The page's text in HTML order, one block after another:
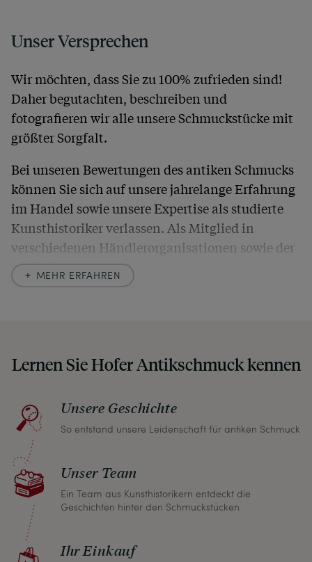
Unser Versprechen
Wir möchten, dass Sie zu 100% zufrieden sind!
Daher begutachten, beschreiben und
fotografieren wir alle unsere Schmuckstücke mit
größter Sorgfalt.
Bei unseren Bewertungen des antiken Schmucks
können Sie sich auf unsere jahrelange Erfahrung
im Handel sowie unsere Expertise als studierte
Kunsthistoriker verlassen. Als Mitglied in
verschiedenen Händlerorganisationen sowie der
Sie, wenn unser Paket zu Ihnen kommt, keine
müssen.
Sollten Sie aus irgendeinem Grund doch einmal
nicht zufrieden sein, nehmen Sie bitte mit uns
Kontakt auf und wir finden umgehend eine
gemeinsame Lösung. Unabhängig davon können
Sie innerhalb von einem Monat jeden Artikel
zurückgeben und wir erstatten Ihnen den vollen
Kaufpreis.
MEHR ERFAHREN
Lernen Sie Hofer Antikschmuck kennen
Unsere Geschichte
So entstand unsere Leidenschaft für antiken Schmuck
Unser Team
Ein Team aus Kunsthistorikern entdeckt die
Geschichten hinter den Schmuckstücken
Ihr Einkauf